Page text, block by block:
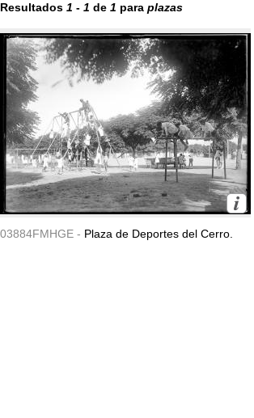
Resultados 1 - 1 de 1 para plazas
03884FMHGE - Plaza de Deportes del Cerro.